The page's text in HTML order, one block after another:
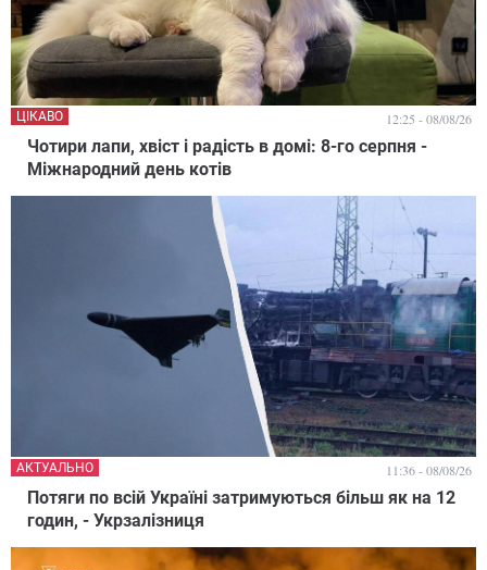
Чотири лапи, хвіст і радість в домі: 8-го серпня -
Міжнародний день котів
ЦІКАВО 12:25 - 08/08/26
Потяги по всій Україні затримуються більш як на 12
годин, - Укрзалізниця
АКТУАЛЬНО 11:36 - 08/08/26